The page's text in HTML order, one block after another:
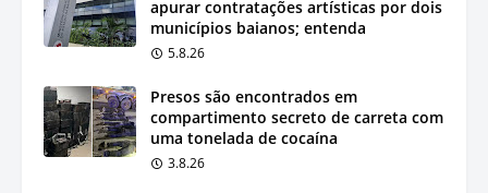
apurar contratações artísticas por dois
municípios baianos; entenda
5.8.26
Presos são encontrados em
compartimento secreto de carreta com
uma tonelada de cocaína
3.8.26